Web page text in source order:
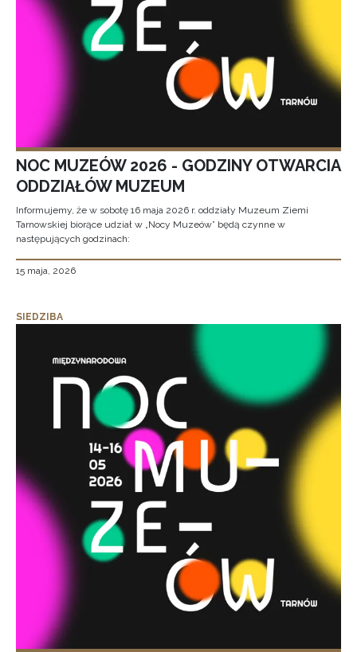
NOC MUZEÓW 2026 - GODZINY OTWARCIA
ODDZIAŁÓW MUZEUM
Informujemy, że w sobotę 16 maja 2026 r. oddziały Muzeum Ziemi
Tarnowskiej biorące udział w „Nocy Muzeów” będą czynne w
następujących godzinach:
15 maja, 2026
SIEDZIBA